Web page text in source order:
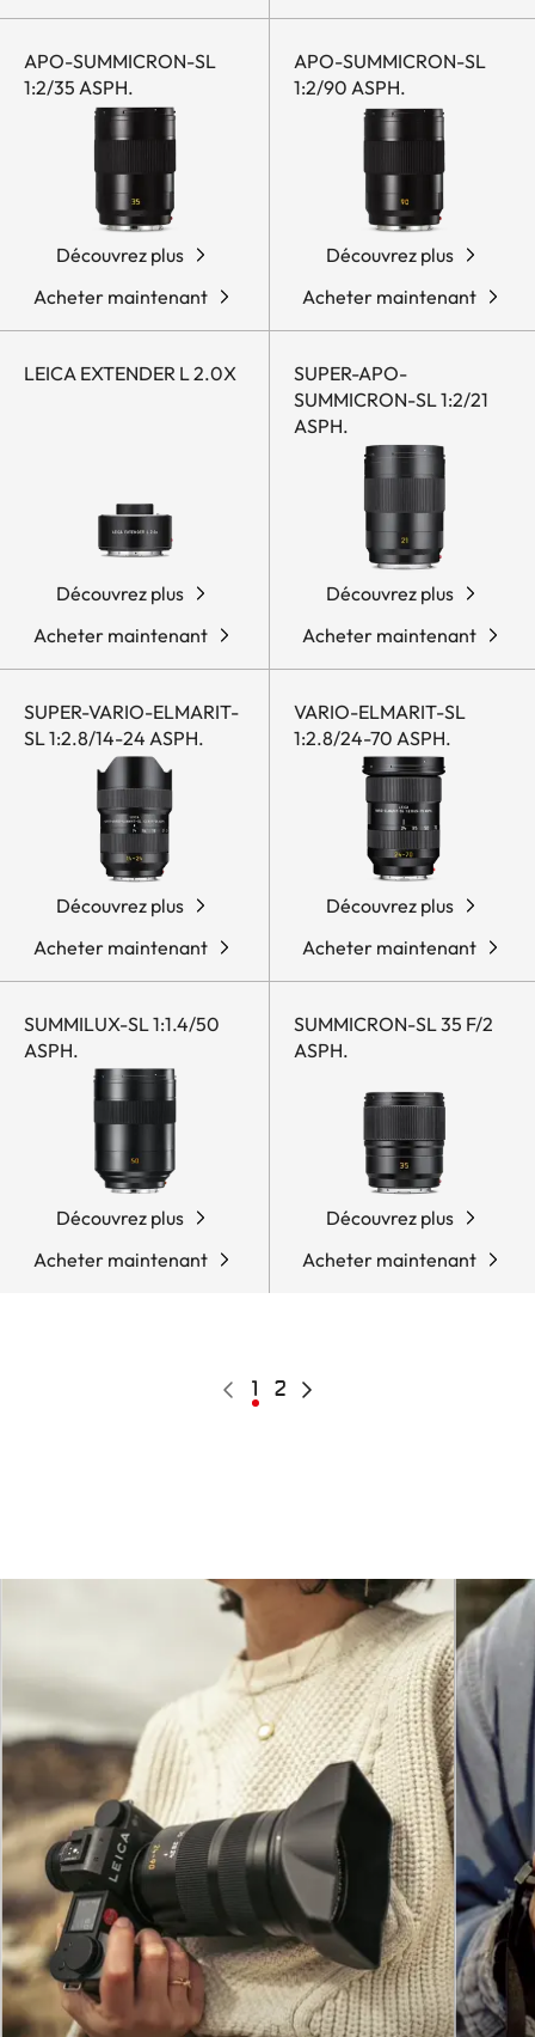
APO-SUMMICRON-SL
1:2/35 ASPH.
Découvrez plus
Acheter maintenant
APO-SUMMICRON-SL
1:2/90 ASPH.
Découvrez plus
Acheter maintenant
LEICA EXTENDER L 2.0X
Découvrez plus
Acheter maintenant
SUPER-APO-
SUMMICRON-SL 1:2/21
ASPH.
Découvrez plus
Acheter maintenant
SUPER-VARIO-ELMARIT-
SL 1:2.8/14-24 ASPH.
Découvrez plus
Acheter maintenant
VARIO-ELMARIT-SL
1:2.8/24-70 ASPH.
Découvrez plus
Acheter maintenant
SUMMILUX-SL 1:1.4/50
ASPH.
Découvrez plus
Acheter maintenant
SUMMICRON-SL 35 F/2
ASPH.
Découvrez plus
Acheter maintenant
PaginationPage
précédente
Page
courante
1 Page
2
Page